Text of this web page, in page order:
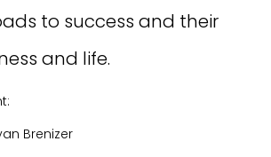
to success and their
and life.
Brenizer